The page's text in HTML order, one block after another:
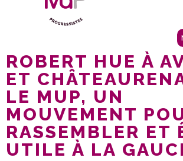
ROBERT HUE À
ET
LE MUP, UN
MOUVEMENT
RASSEMBLER ET
UTILE À LA